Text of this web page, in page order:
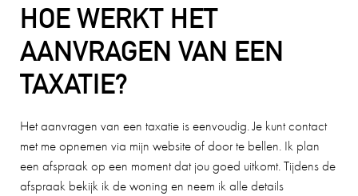
HOE WERKT HET
AANVRAGEN VAN EEN
TAXATIE?
Het aanvragen van een taxatie is eenvoudig. Je kunt contact
met me opnemen via mijn website of door te bellen. Ik plan
een afspraak op een moment dat jou goed uitkomt. Tijdens de
afspraak bekijk ik de woning en neem ik alle details